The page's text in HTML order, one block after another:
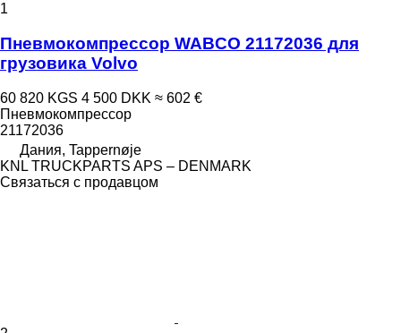
1
Пневмокомпрессор WABCO 21172036 для
грузовика Volvo
60 820 KGS 4 500 DKK ≈ 602 €
Пневмокомпрессор
21172036
Дания, Tappernøje
KNL TRUCKPARTS APS – DENMARK
Связаться с продавцом